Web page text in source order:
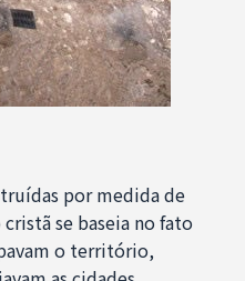
por medida de
se baseia no fato
o território,